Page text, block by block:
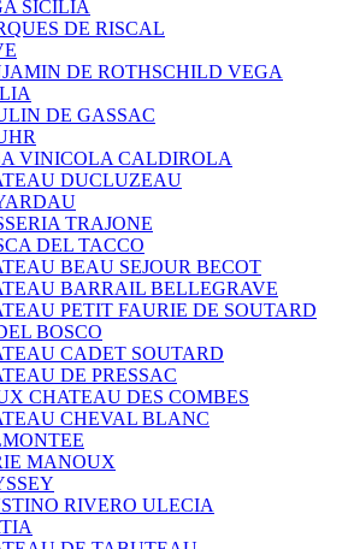
SICILIA
DE RISCAL
DE ROTHSCHILD VEGA
DE GASSAC
VINICOLA CALDIROLA
DUCLUZEAU
TRAJONE
DEL TACCO
BEAU SEJOUR BECOT
BARRAIL BELLEGRAVE
PETIT FAURIE DE SOUTARD
BOSCO
CADET SOUTARD
DE PRESSAC
CHATEAU DES COMBES
CHEVAL BLANC
MANOUX
RIVERO ULECIA